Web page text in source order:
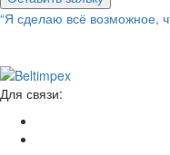
“Я сделаю всё возможное,
Для связи: